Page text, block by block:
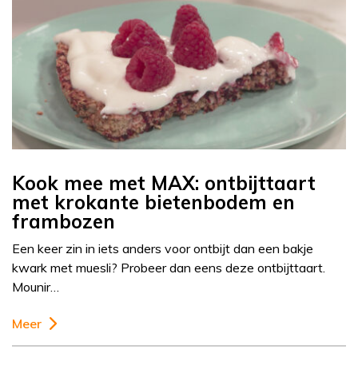
Kook mee met MAX: ontbijttaart
met krokante bietenbodem en
frambozen
Een keer zin in iets anders voor ontbijt dan een bakje
kwark met muesli? Probeer dan eens deze ontbijttaart.
Mounir…
Meer